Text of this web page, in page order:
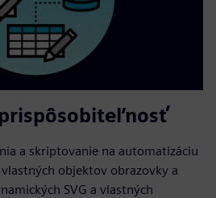
a skriptovanie na automatizáciu
objektov obrazovky a
SVG a vlastných